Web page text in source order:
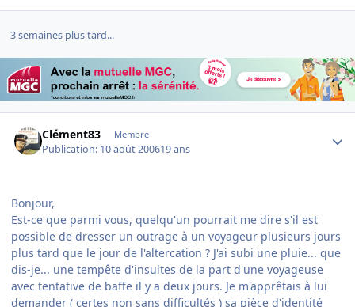
3 semaines plus tard...
Clément83 Membre
Publication: 10 août 200619 ans
Bonjour,
Est-ce que parmi vous, quelqu'un pourrait me dire s'il est
possible de dresser un outrage à un voyageur plusieurs jours
plus tard que le jour de l'altercation ? J'ai subi une pluie... que
dis-je... une tempête d'insultes de la part d'une voyageuse
avec tentative de baffe il y a deux jours. Je m'apprêtais à lui
demander ( certes non sans difficultés ) sa pièce d'identité